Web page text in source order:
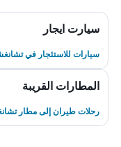
سيارت ايجار
سيارات للاستئجار في
المطارات القريبة
رحلات طيران إلى مطار